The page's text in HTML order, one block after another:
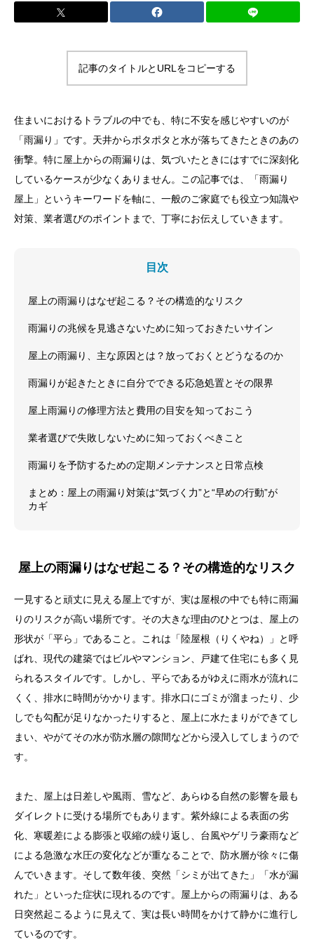
記事のタイトルとURLをコピーする
住まいにおけるトラブルの中でも、特に不安を感じやすいのが
「雨漏り」です。天井からポタポタと水が落ちてきたときのあの
衝撃。特に屋上からの雨漏りは、気づいたときにはすでに深刻化
しているケースが少なくありません。この記事では、「雨漏り
屋上」というキーワードを軸に、一般のご家庭でも役立つ知識や
対策、業者選びのポイントまで、丁寧にお伝えしていきます。
目次
屋上の雨漏りはなぜ起こる？その構造的なリスク
雨漏りの兆候を見逃さないために知っておきたいサイン
屋上の雨漏り、主な原因とは？放っておくとどうなるのか
雨漏りが起きたときに自分でできる応急処置とその限界
屋上雨漏りの修理方法と費用の目安を知っておこう
業者選びで失敗しないために知っておくべきこと
雨漏りを予防するための定期メンテナンスと日常点検
まとめ：屋上の雨漏り対策は“気づく力”と“早めの行動”が
カギ
屋上の雨漏りはなぜ起こる？その構造的なリスク
一見すると頑丈に見える屋上ですが、実は屋根の中でも特に雨漏
りのリスクが高い場所です。その大きな理由のひとつは、屋上の
形状が「平ら」であること。これは「陸屋根（りくやね）」と呼
ばれ、現代の建築ではビルやマンション、戸建て住宅にも多く見
られるスタイルです。しかし、平らであるがゆえに雨水が流れに
くく、排水に時間がかかります。排水口にゴミが溜まったり、少
しでも勾配が足りなかったりすると、屋上に水たまりができてし
まい、やがてその水が防水層の隙間などから浸入してしまうので
す。
また、屋上は日差しや風雨、雪など、あらゆる自然の影響を最も
ダイレクトに受ける場所でもあります。紫外線による表面の劣
化、寒暖差による膨張と収縮の繰り返し、台風やゲリラ豪雨など
による急激な水圧の変化などが重なることで、防水層が徐々に傷
んでいきます。そして数年後、突然「シミが出てきた」「水が漏
れた」といった症状に現れるのです。屋上からの雨漏りは、ある
日突然起こるように見えて、実は長い時間をかけて静かに進行し
ているのです。